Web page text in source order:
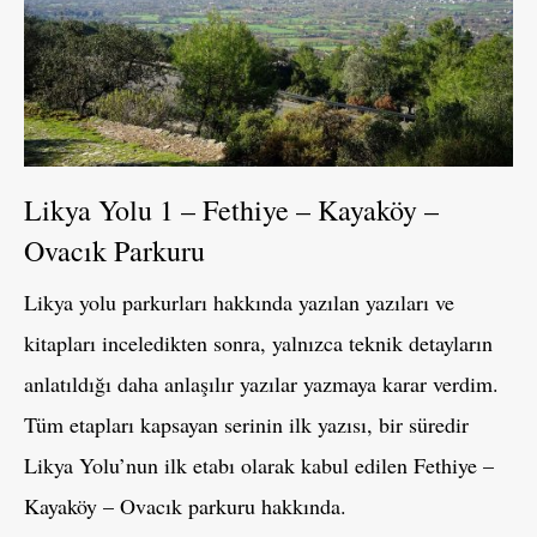
Likya Yolu 1 – Fethiye – Kayaköy –
Ovacık Parkuru
Likya yolu parkurları hakkında yazılan yazıları ve
kitapları inceledikten sonra, yalnızca teknik detayların
anlatıldığı daha anlaşılır yazılar yazmaya karar verdim.
Tüm etapları kapsayan serinin ilk yazısı, bir süredir
Likya Yolu’nun ilk etabı olarak kabul edilen Fethiye –
Kayaköy – Ovacık parkuru hakkında.